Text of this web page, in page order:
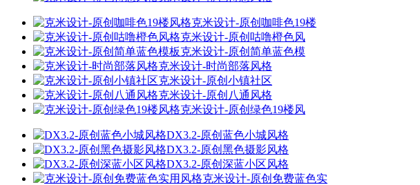
克米设计-原创咖啡色19楼
克米设计-原创咕噜橙色风
克米设计-原创简单蓝色模
克米设计-时尚部落风格
克米设计-原创小镇社区
克米设计-原创八通风格
克米设计-原创绿色19楼风
DX3.2-原创蓝色小城风格
DX3.2-原创黑色摄影风格
DX3.2-原创深蓝小区风格
克米设计-原创免费蓝色实